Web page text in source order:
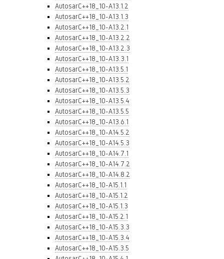
AutosarC++18_10-A13.1.2
AutosarC++18_10-A13.1.3
AutosarC++18_10-A13.2.1
AutosarC++18_10-A13.2.2
AutosarC++18_10-A13.2.3
AutosarC++18_10-A13.3.1
AutosarC++18_10-A13.5.1
AutosarC++18_10-A13.5.2
AutosarC++18_10-A13.5.3
AutosarC++18_10-A13.5.4
AutosarC++18_10-A13.5.5
AutosarC++18_10-A13.6.1
AutosarC++18_10-A14.5.2
AutosarC++18_10-A14.5.3
AutosarC++18_10-A14.7.1
AutosarC++18_10-A14.7.2
AutosarC++18_10-A14.8.2
AutosarC++18_10-A15.1.1
AutosarC++18_10-A15.1.2
AutosarC++18_10-A15.1.3
AutosarC++18_10-A15.2.1
AutosarC++18_10-A15.3.3
AutosarC++18_10-A15.3.4
AutosarC++18_10-A15.3.5